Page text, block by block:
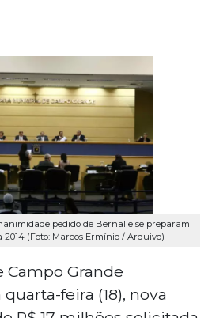
pedido de Bernal e se preparam
(Foto: Marcos Ermínio / Arquivo)
Campo Grande
feira (18), nova